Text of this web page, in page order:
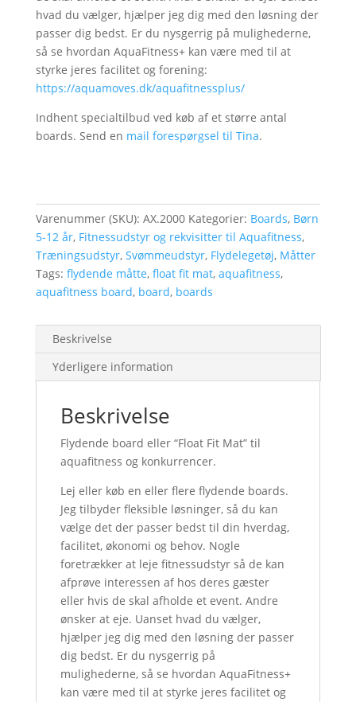
hvad du vælger, hjælper jeg dig med den løsning der
passer dig bedst. Er du nysgerrig på mulighederne,
så se hvordan AquaFitness+ kan være med til at
styrke jeres facilitet og forening:
https://aquamoves.dk/aquafitnessplus/
Indhent specialtilbud ved køb af et større antal
boards. Send en mail forespørgsel til Tina.
Varenummer (SKU): AX.2000 Kategorier: Boards, Børn
5-12 år, Fitnessudstyr og rekvisitter til Aquafitness,
Træningsudstyr, Svømmeudstyr, Flydelegetøj, Måtter
Tags: flydende måtte, float fit mat, aquafitness,
aquafitness board, board, boards
Beskrivelse
Yderligere information
Beskrivelse
Flydende board eller “Float Fit Mat” til
aquafitness og konkurrencer.
Lej eller køb en eller flere flydende boards.
Jeg tilbyder fleksible løsninger, så du kan
vælge det der passer bedst til din hverdag,
facilitet, økonomi og behov. Nogle
foretrækker at leje fitnessudstyr så de kan
afprøve interessen af hos deres gæster
eller hvis de skal afholde et event. Andre
ønsker at eje. Uanset hvad du vælger,
hjælper jeg dig med den løsning der passer
dig bedst. Er du nysgerrig på
mulighederne, så se hvordan AquaFitness+
kan være med til at styrke jeres facilitet og